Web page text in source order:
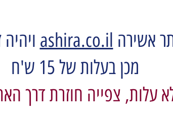
אשירה ashira.co.il
מכן בעלות של 15 ש'ח
עלות, צפייה חוזרת דרך